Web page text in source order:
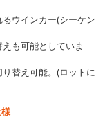
ウインカー(シーケン
も可能としていま
替え可能。(ロットに